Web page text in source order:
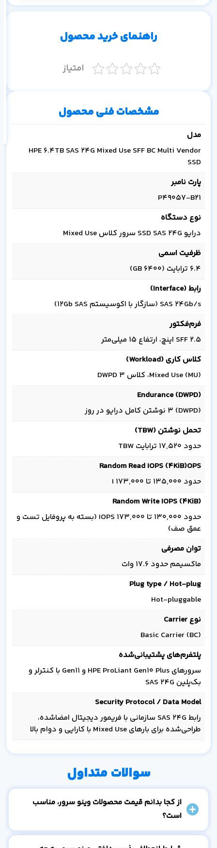
۳ ماه ۶ ماه ۱ سال
راهنمای خرید محصول
امتیاز
مشخصات فنی محصول
مدل
HPE 6.4TB SAS 24G Mixed Use SFF BC Multi Vendor
SSD
پارت نامبر
P49057-B21
نوع دستگاه
درایو SSD SAS 24G سرور کلاس Mixed Use
ظرفیت اسمی
6.4 ترابایت (6400 GB)
رابط (Interface)
SAS 24Gb/s (سازگار با اکوسیستم 12Gb SAS)
فرم‌فکتور
SFF 2.5 اینچ، ارتفاع 15 میلی‌متر
کلاس کاری (Workload)
Mixed Use (MU)، کلاس 3 DWPD
Endurance (DWPD)
(DWPD) 3 نوشتن کامل درایو در روز
تحمل نوشتن (TBW)
حدود 17,520 ترابایت TBW
Random Read IOPS (4KiB)OPS
حدود 135,000 تا 173,000 I
Random Write IOPS (4KiB)
حدود 130,000 تا 173,000 IOPS (بسته به پروفایل تست و
عمق صف)
توان مصرفی
ماکسیمم حدود 17.6 وات
Plug type / Hot-plug
Hot-pluggable
نوع Carrier
Basic Carrier (BC)
پلتفرم‌های پشتیبانی‌شده
سرورهای HPE ProLiant Gen10 Plus و Gen11 با کنترلر و
بک‌پلین SAS 24G
Security Protocol / Data Model
رابط SAS 24G سازمانی با فریمور دیجیتال امضا‌شده،
طراحی‌شده برای بارهای Mixed Use با کارایی و دوام بالا
سوالات متداول
از کجا بدانم قیمت محصولات وینو سرور، مناسب
است؟